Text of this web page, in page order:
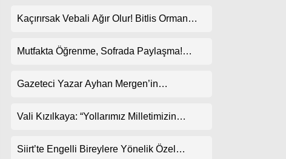
Dünya
Spor
Bari Bu Kez Uyanık Olalım”
Kaçırırsak Vebali Ağır Olur! Bitlis Orman
Mutfakta Öğrenme, Sofrada Paylaşma!
Etkinliği
Gazeteci Yazar Ayhan Mergen’in
Koyulan Bir Dönem”
Vali Kızılkaya: “Yollarımız Milletimizin
Siirt’te Engelli Bireylere Yönelik Özel